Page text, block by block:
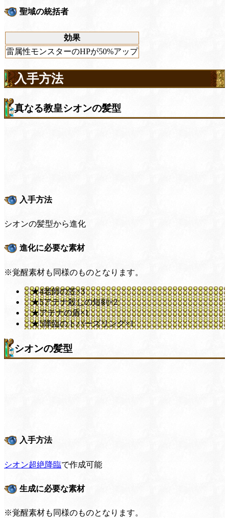
聖域の統括者
効果
雷属性モンスターのHPが50%アップ
入手方法
真なる教皇シオンの髪型
入手方法
シオンの髪型から進化
進化に必要な素材
※覚醒素材も同様のものとなります。
★4老師の笠×3
★5アテナ殺しの短剣×2
★アテナの盾×1
★5降臨のトパーズリング×1
シオンの髪型
入手方法
シオン超絶降臨で作成可能
生成に必要な素材
※覚醒素材も同様のものとなります。